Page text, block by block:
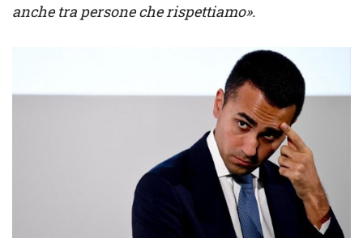
anche tra persone che rispettiamo».